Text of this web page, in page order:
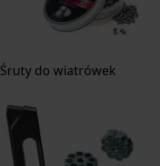
Śruty do wiatrówek